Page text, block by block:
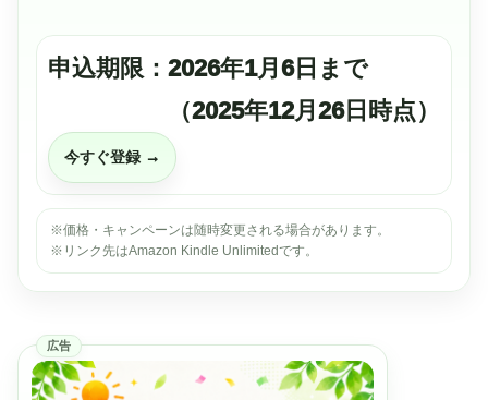
申込期限：2026年1月6日まで
（2025年12月26日時点）
今すぐ登録 →
※価格・キャンペーンは随時変更される場合があります。
※リンク先はAmazon Kindle Unlimitedです。
広告